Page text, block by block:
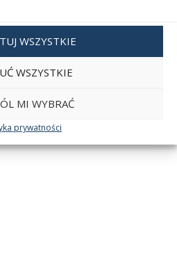
WSZYSTKIE
WSZYSTKIE
MI WYBRAĆ
prywatności